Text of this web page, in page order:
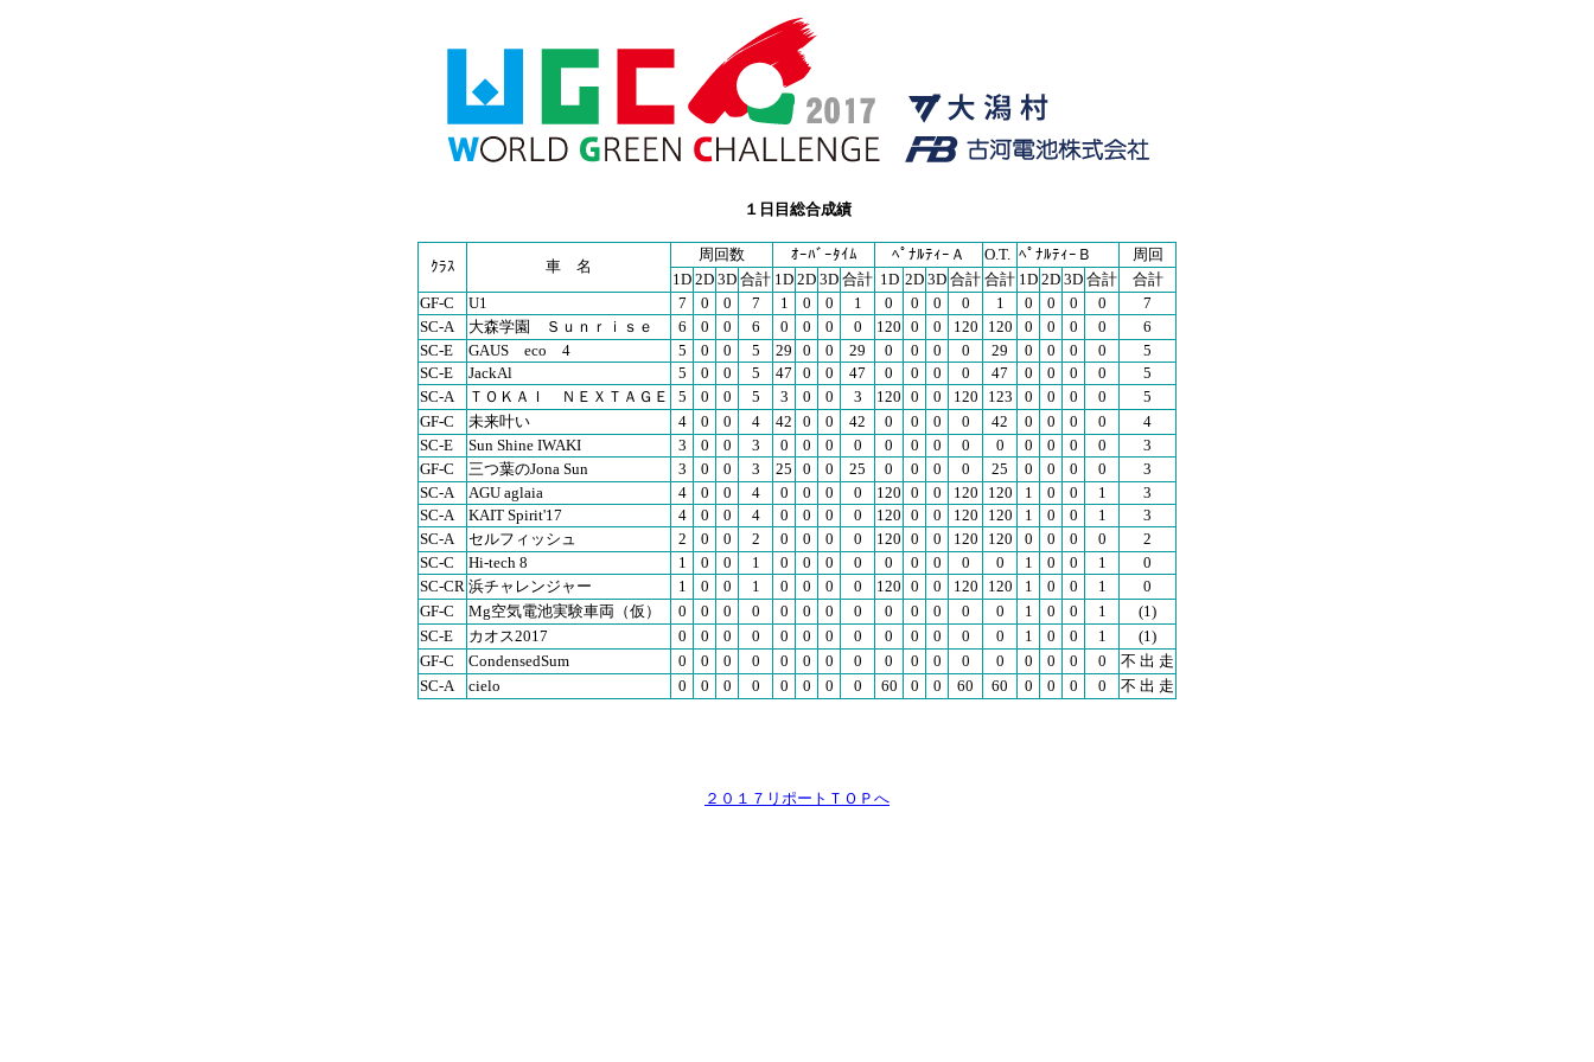
１日目総合成績
ｸﾗｽ 車 名
周回数 ｵｰﾊﾞｰﾀｲﾑ ﾍﾟﾅﾙﾃｨｰＡ O.T. ﾍﾟﾅﾙﾃｨｰＢ
周回
1D 2D 3D 合計 1D 2D 3D 合計 1D 2D 3D 合計 合計 1D 2D 3D 合計
合計
GF-C
U1 7 0 0 7 1 0 0 1 0 0 0 0 1 0 0 0 0
7
SC-A
大森学園 Ｓｕｎｒｉｓｅ 6 0 0 6 0 0 0 0 120 0 0 120 120 0 0 0 0
6
SC-E
GAUS eco 4 5 0 0 5 29 0 0 29 0 0 0 0 29 0 0 0 0
5
SC-E
JackAl 5 0 0 5 47 0 0 47 0 0 0 0 47 0 0 0 0
5
SC-A
ＴＯＫＡＩ ＮＥＸＴＡＧＥ 5 0 0 5 3 0 0 3 120 0 0 120 123 0 0 0 0
5
GF-C
未来叶い 4 0 0 4 42 0 0 42 0 0 0 0 42 0 0 0 0
4
SC-E
Sun Shine IWAKI 3 0 0 3 0 0 0 0 0 0 0 0 0 0 0 0 0
3
GF-C
三つ葉のJona Sun 3 0 0 3 25 0 0 25 0 0 0 0 25 0 0 0 0
3
SC-A
AGU aglaia 4 0 0 4 0 0 0 0 120 0 0 120 120 1 0 0 1
3
SC-A
KAIT Spirit'17 4 0 0 4 0 0 0 0 120 0 0 120 120 1 0 0 1
3
SC-A
セルフィッシュ 2 0 0 2 0 0 0 0 120 0 0 120 120 0 0 0 0
2
SC-C
Hi-tech 8 1 0 0 1 0 0 0 0 0 0 0 0 0 1 0 0 1
0
SC-CR 浜チャレンジャー 1 0 0 1 0 0 0 0 120 0 0 120 120 1 0 0 1
0
GF-C
Mg空気電池実験車両（仮） 0 0 0 0 0 0 0 0 0 0 0 0 0 1 0 0 1
(1)
SC-E
カオス2017 0 0 0 0 0 0 0 0 0 0 0 0 0 1 0 0 1
(1)
GF-C
CondensedSum 0 0 0 0 0 0 0 0 0 0 0 0 0 0 0 0 0
不 出 走
SC-A
cielo 0 0 0 0 0 0 0 0 60 0 0 60 60 0 0 0 0 不 出 走
２０１７リポートＴＯＰへ